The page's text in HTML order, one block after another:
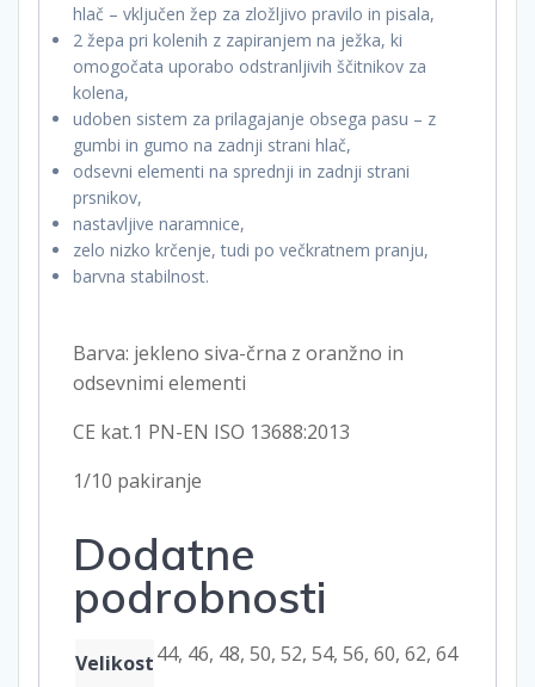
hlač – vključen žep za zložljivo pravilo in pisala,
2 žepa pri kolenih z zapiranjem na ježka, ki
omogočata uporabo odstranljivih ščitnikov za
kolena,
udoben sistem za prilagajanje obsega pasu – z
gumbi in gumo na zadnji strani hlač,
odsevni elementi na sprednji in zadnji strani
prsnikov,
nastavljive naramnice,
zelo nizko krčenje, tudi po večkratnem pranju,
barvna stabilnost.
Barva: jekleno siva-črna z oranžno in
odsevnimi elementi
CE kat.1 PN-EN ISO 13688:2013
1/10 pakiranje
Dodatne
podrobnosti
Velikost44, 46, 48, 50, 52, 54, 56, 60, 62, 64